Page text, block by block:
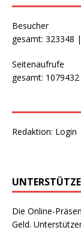
Besucher
gesamt: 323348
Seitenaufrufe
gesamt:
Redaktion: Login
Die Online-
Geld.